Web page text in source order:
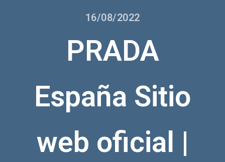
16/08/2022
PRADA
España Sitio
web oficial |